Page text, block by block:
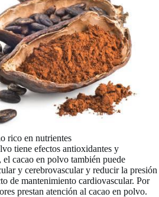
rico en nutrientes
tiene efectos antioxidantes y
cacao en polvo también puede
y cerebrovascular y reducir la presión
de mantenimiento cardiovascular. Por
prestan atención al cacao en polvo.